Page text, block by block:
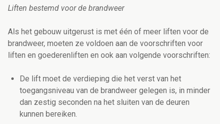
Liften bestemd voor de brandweer
Als het gebouw uitgerust is met één of meer liften voor de
brandweer, moeten ze voldoen aan de voorschriften voor
liften en goederenliften en ook aan volgende voorschriften:
De lift moet de verdieping die het verst van het
toegangsniveau van de brandweer gelegen is, in minder
dan zestig seconden na het sluiten van de deuren
kunnen bereiken.